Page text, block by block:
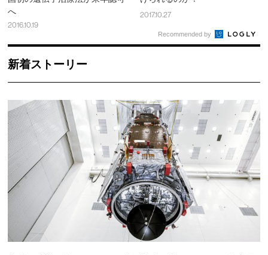
へ
2016.10.19
2017.10.27
Recommended by
新着ストーリー